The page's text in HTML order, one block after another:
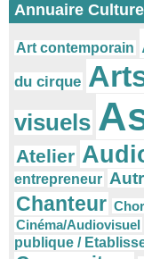
Annuaire
Art contemporain
du cirque
visuels
Atelier
entrepreneur
Chanteur
Cinéma/Audiovisuel
publique /